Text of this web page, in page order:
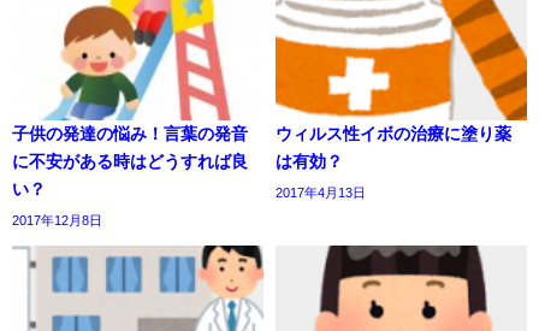
子供の発達の悩み！言葉の発音
に不安がある時はどうすれば良
い？
2017年12月8日
ウィルス性イボの治療に塗り薬
は有効？
2017年4月13日